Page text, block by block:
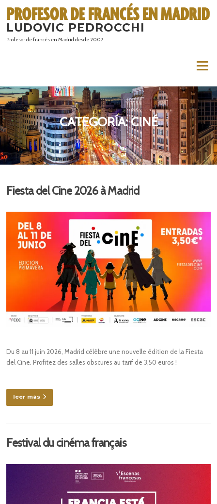
contenido
LUDOVIC PEDROCCHI
Profesor de francés en Madrid desde 2007
Menú
CATEGORÍA:CINÉ
Fiesta del Cine 2026 à Madrid
Du 8 au 11 juin 2026, Madrid célèbre une nouvelle édition de la Fiesta
del Cine. Profitez des salles obscures au tarif de 3,50 euros !
leer más
Festival du cinéma français